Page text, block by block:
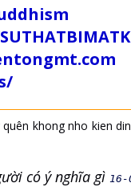
quên khong nho kien
có ý nghĩa gì 16-